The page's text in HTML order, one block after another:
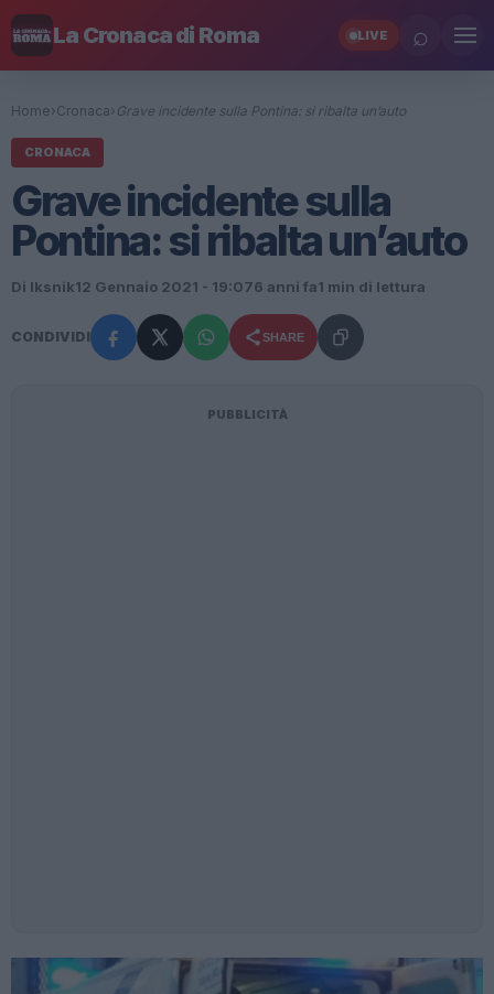
La Cronaca di Roma LIVE ⌕
Home› Cronaca› Grave incidente sulla Pontina: si ribalta un’auto
CRONACA
Grave incidente sulla
Pontina: si ribalta un’auto
Di Iksnik12 Gennaio 2021 - 19:076 anni fa1 min di lettura
CONDIVIDI SHARE
PUBBLICITÀ